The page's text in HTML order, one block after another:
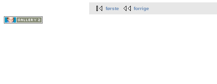
første forrige